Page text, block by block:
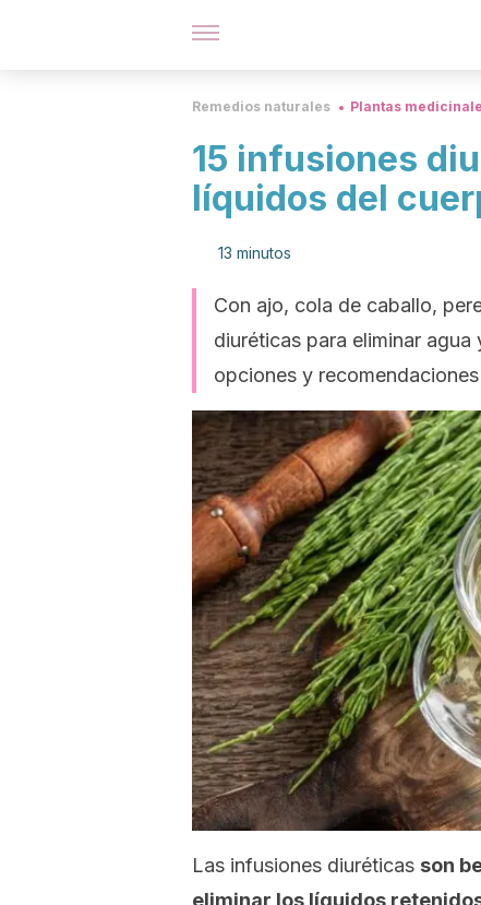
Remedios naturales Plantas
15 infusiones
líquidos del
13 minutos
Con ajo, cola de caballo,
diuréticas para eliminar
opciones y
Las infusiones diuréticas son
eliminar los líquidos